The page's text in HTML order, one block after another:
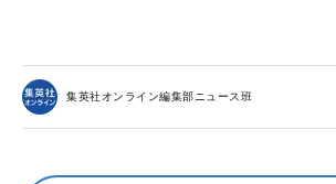
集英社オンライン編集部ニュース班